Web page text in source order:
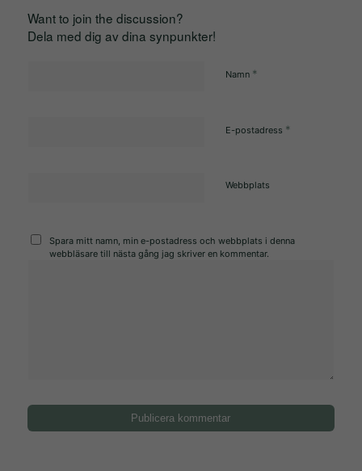
Want to join the discussion?
Dela med dig av dina synpunkter!
Namn *
E-postadress *
Webbplats
Spara mitt namn, min e-postadress och webbplats i denna
webbläsare till nästa gång jag skriver en kommentar.
intressen och
du surfar ökar du
anpassat
erbjudanden.